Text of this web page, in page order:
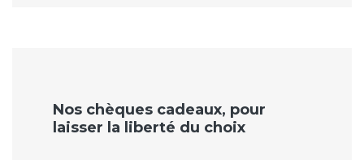
Nos chèques cadeaux, pour
laisser la liberté du choix